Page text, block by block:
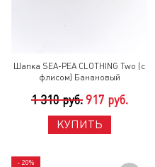
Шапка SEA-PEA СLOTHING Two (с
флисом) Банановый
1 310 руб. 917 руб.
КУПИТЬ
- 20%